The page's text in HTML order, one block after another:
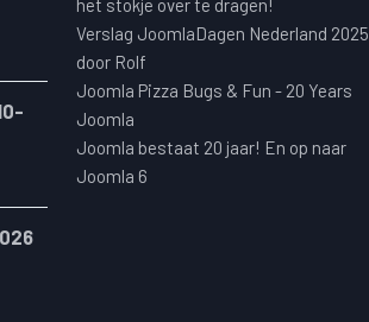
het stokje over te dragen!
Verslag JoomlaDagen Nederland 2025
door Rolf
Joomla Pizza Bugs & Fun - 20 Years
Joomla
Joomla bestaat 20 jaar! En op naar
Joomla 6